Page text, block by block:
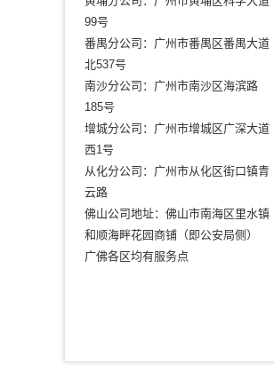
99号
番禺分公司：广州市番禺区番禺大道
北537号
南沙分公司：广州市南沙区海滨路
185号
增城分公司：广州市增城区广深大道
西1号
从化分公司：广州市从化区街口镇青
云路
佛山公司地址：佛山市南海区里水镇
和顺海畔花园商铺（即公安局侧）
广佛各区均有服务点